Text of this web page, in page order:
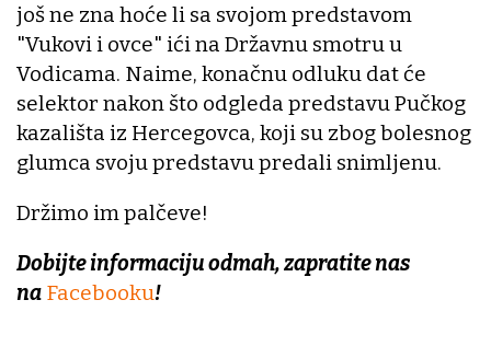
još ne zna hoće li sa svojom predstavom
"Vukovi i ovce" ići na Državnu smotru u
Vodicama. Naime, konačnu odluku dat će
selektor nakon što odgleda predstavu Pučkog
kazališta iz Hercegovca, koji su zbog bolesnog
glumca svoju predstavu predali snimljenu.
Držimo im palčeve!
Dobijte informaciju odmah, zapratite nas
na Facebooku!